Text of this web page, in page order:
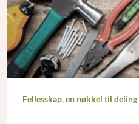
Fellesskap, en nøkkel til deling